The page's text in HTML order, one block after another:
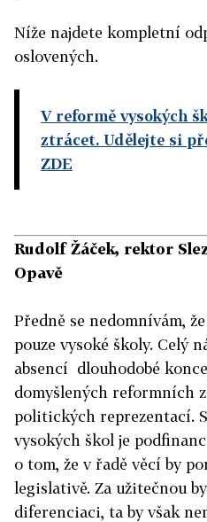
Níže najdete kompletní
oslovených.
V reformě vysokých
ztrácet. Udělejte si
ZDE
Rudolf Žáček, rektor
Opavě
Předně se nedomnívám,
pouze vysoké školy. Celý
absencí dlouhodobé
domyšlených reformních
politických reprezentací.
vysokých škol je
o tom, že v řadě věcí by
legislativě. Za užitečnou
diferenciaci, ta by však